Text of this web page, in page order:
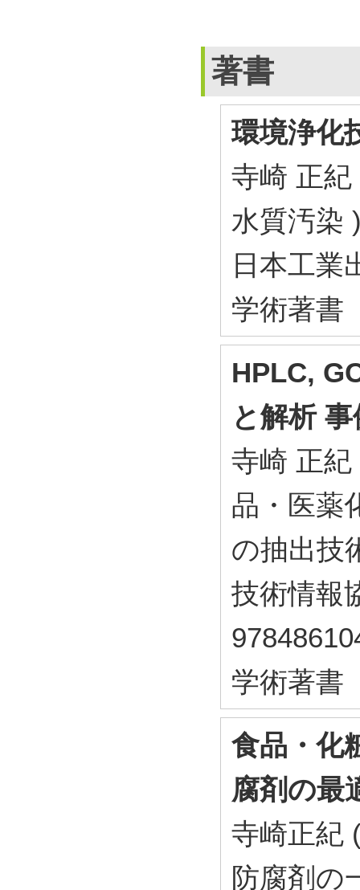
著書
環境浄化
寺崎 正
水質汚染
日本工業
学術著書
HPLC,
と解析
寺崎 正
品・医薬
の抽出技
技術情報
学術著書
食品・化
腐剤の最
寺崎正紀
防腐剤の